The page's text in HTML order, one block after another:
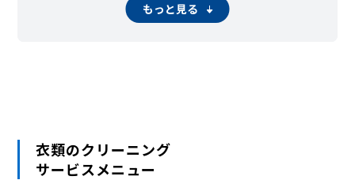
もっと見る
衣類のクリーニング
サービスメニュー